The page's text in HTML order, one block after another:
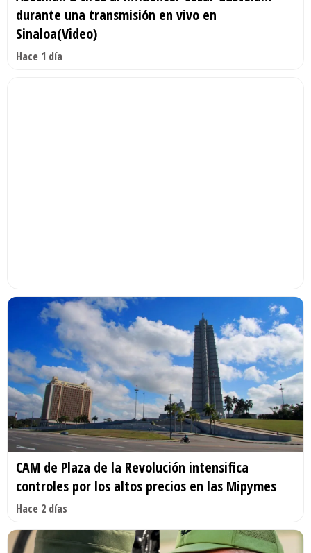
durante una transmisión en vivo en
Sinaloa(Video)
Hace 1 día
CAM de Plaza de la Revolución intensifica
controles por los altos precios en las Mipymes
Hace 2 días